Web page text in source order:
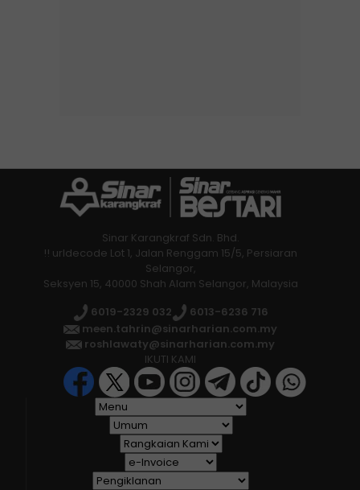
Sinar Karangkraf Sdn. Bhd.
!! urldecode Lot 1, Jalan Renggam 15/5, Persiaran
Selangor,
Seksyen 15, 40000 Shah Alam Selangor, Malaysia
6019-2329 032
6013-6236 716
meen.tahrin@sinarharian.com.my
roshlawaty@sinarharian.com.my
IKUTI KAMI